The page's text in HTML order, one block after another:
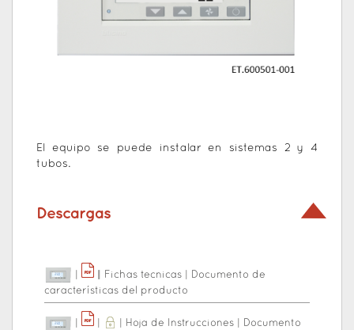
El equipo se puede instalar en sistemas 2 y 4
tubos.
Descargas
Fichas tecnicas
Documento de
características del producto
Hoja de Instrucciones
Documento